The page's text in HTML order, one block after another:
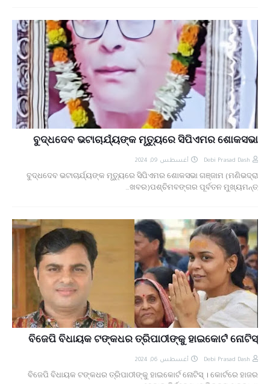
ବୁଦ୍ଧଦେବ ଭଟାଚାର୍ଯ୍ୟଙ୍କ ମୃତ୍ୟୁରେ ସିପିଏମର ଶୋକସଭା
Debi Prasad Dash أغسطس 09, 2024
ବୁଦ୍ଧଦେବ ଭଟାଚାର୍ଯ୍ୟଙ୍କ ମୃତ୍ୟୁରେ ସିପିଏମର ଶୋକସଭା ଗଞ୍ଜାମ (ମଣିଭଦ୍ରା
ଖବର)ପଶ୍ଚିମବଙ୍ଗର ପୂର୍ବତନ ମୁଖ୍ୟମନ୍ତ୍…
ବିଜେପି ବିଧାୟକ ଟଙ୍କଧର ତ୍ରିପାଠୀଙ୍କୁ ହାଇକୋର୍ଟ ନୋଟିସ୍
Debi Prasad Dash أغسطس 06, 2024
ବିଜେପି ବିଧାୟକ ଟଙ୍କଧର ତ୍ରିପାଠୀଙ୍କୁ ହାଇକୋର୍ଟ ନୋଟିସ୍ । କୋର୍ଟରେ ହାଜର